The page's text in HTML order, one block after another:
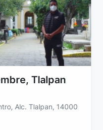
Tlalpan
Alc. Tlalpan, 14000